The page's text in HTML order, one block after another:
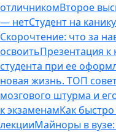
отличникомВторое
— нетСтудент на
Скорочтение: что за
освоитьПрезентация к
студента при ее
новая жизнь. ТОП
мозгового штурма и
к экзаменамКак
лекцииМайноры в